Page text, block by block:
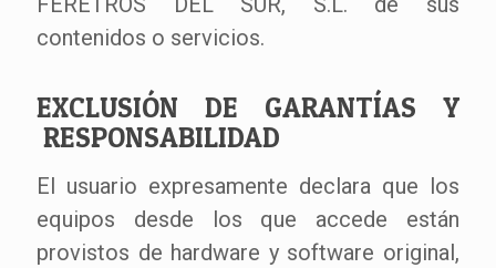
contenidos o servicios.
EXCLUSIÓN DE GARANTÍAS Y
RESPONSABILIDAD
El usuario expresamente declara que los
equipos desde los que accede están
provistos de hardware y software original,